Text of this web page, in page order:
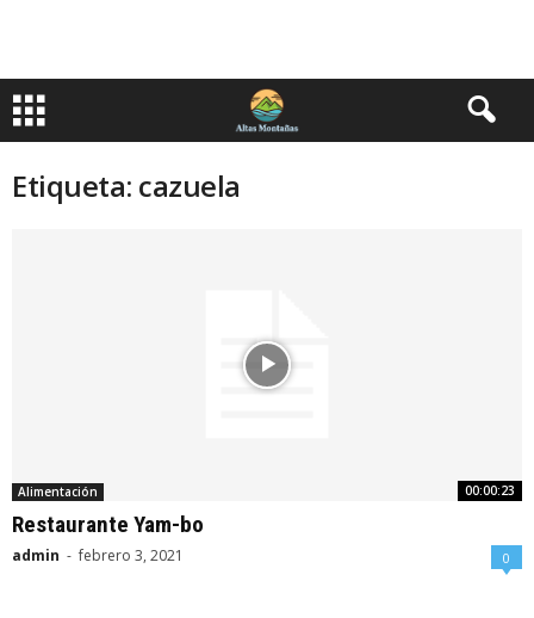
Etiqueta: cazuela
00:00:23
Alimentación
Restaurante Yam-bo
admin - febrero 3, 2021 0